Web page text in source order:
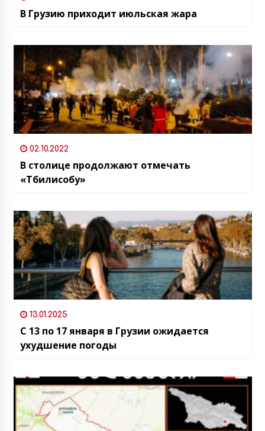
В Грузию приходит июльская жара
02.10.2022
В столице продолжают отмечать
«Тбилисобу»
13.01.2025
С 13 по 17 января в Грузии ожидается
ухудшение погоды